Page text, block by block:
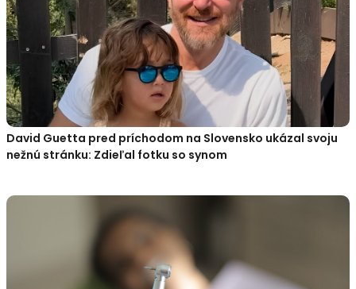
David Guetta pred príchodom na Slovensko ukázal svoju
nežnú stránku: Zdieľal fotku so synom